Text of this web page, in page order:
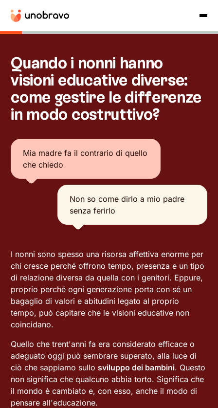
Quando i nonni hanno
visioni educative diverse:
come gestire le differenze
in modo costruttivo?
Mia madre fa il contrario di quello
che chiedo
Non so come dirlo a mio padre
senza ferirlo
I nonni sono spesso una risorsa affettiva enorme per
chi cresce perché offrono tempo, presenza e un tipo
di relazione diversa da quella con i genitori. Eppure,
proprio perché ogni generazione porta con sé un
bagaglio di valori e abitudini legato al proprio
tempo, può capitare che le visioni educative non
coincidano.
Quello che trent'anni fa era considerato efficace o
adeguato oggi può sembrare superato, alla luce di
ciò che sappiamo sullo sviluppo dei bambini. Questo
non significa che qualcuno abbia torto. Significa che
il mondo è cambiato e, con esso, anche il modo di
pensare all'educazione.